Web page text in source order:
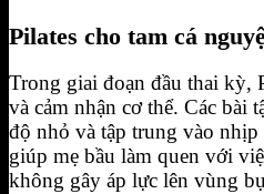
Pilates cho tam cá
Trong giai đoạn đầu thai kỳ,
và cảm nhận cơ thể. Các bài
độ nhỏ và tập trung vào
giúp mẹ bầu làm quen với
không gây áp lực lên vùng